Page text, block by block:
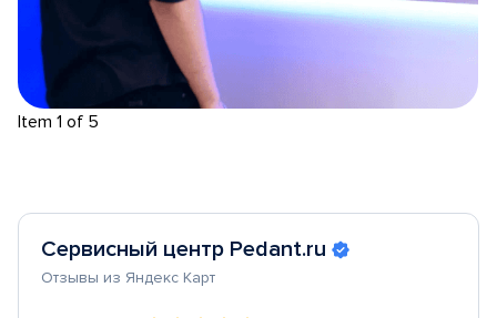
Item 1 of 5
Сервисный центр Pedant.ru
Отзывы из Яндекс Карт